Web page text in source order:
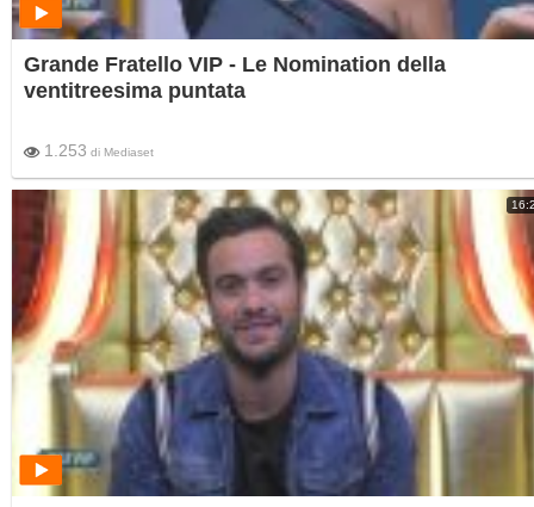
Grande Fratello VIP - Le Nomination della
ventitreesima puntata
1.253 di Mediaset